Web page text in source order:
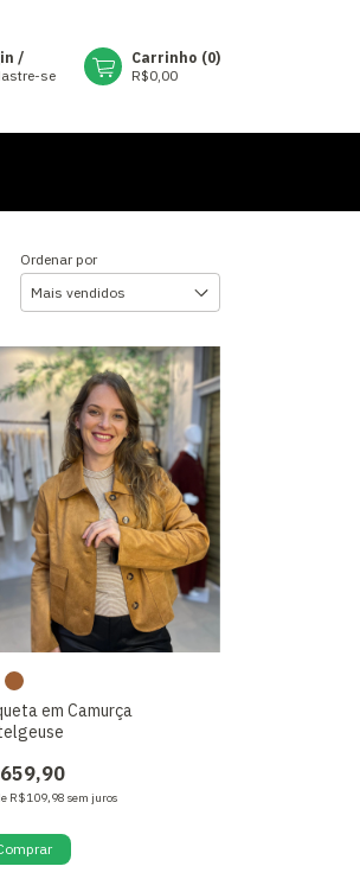
/
se
Carrinho (0)
R$0,00
Ordenar por
em Camurça
R$109,98 sem juros